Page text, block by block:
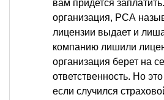
вам придется
организация, РСА
лицензии выдает и
компанию лишили
организация берет на
ответственность. Но
если случился